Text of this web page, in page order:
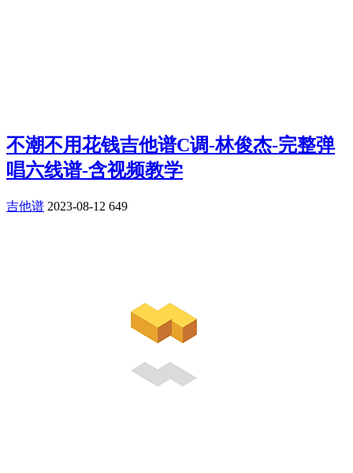
不潮不用花钱吉他谱C调-林俊杰-完整弹
唱六线谱-含视频教学
吉他谱 2023-08-12 649